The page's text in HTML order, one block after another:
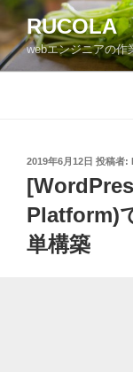
ン
テ
ン
RUCOLA
webエンジニアの作
投
稿
日:
2019年6月12日 投稿者:
Platform)
単構築